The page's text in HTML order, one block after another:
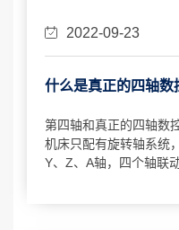
2022-09-23
什么是真正的四轴数
第四轴和真正的四轴数
机床只配有旋转轴系统
Y、Z、A轴，四个轴联